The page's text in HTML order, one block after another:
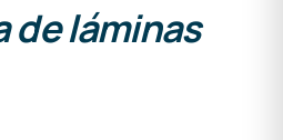
de láminas